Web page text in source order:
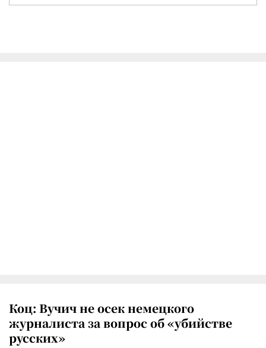
Коц: Вучич не осек немецкого
журналиста за вопрос об «убийстве
русских»